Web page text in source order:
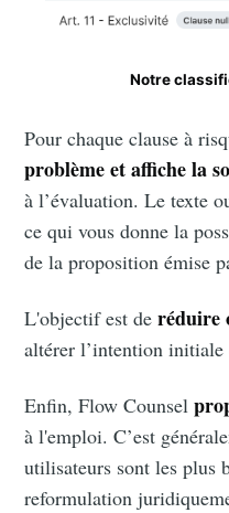
Notre
Pour chaque clause à
problème et affiche la
à l’évaluation. Le texte
ce qui vous donne la
de la proposition émise
L'objectif est de réduire
altérer l’intention initiale
Enfin, Flow Counsel
à l'emploi. C’est
utilisateurs sont les plus
reformulation